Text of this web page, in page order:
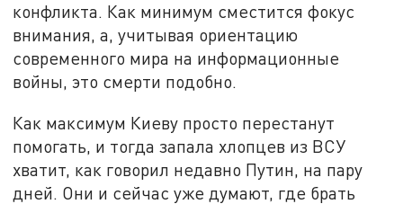
конфликта. Как минимум сместится фокус
внимания, а, учитывая ориентацию
современного мира на информационные
войны, это смерти подобно.
Как максимум Киеву просто перестанут
помогать, и тогда запала хлопцев из ВСУ
хватит, как говорил недавно Путин, на пару
дней. Они и сейчас уже думают, где брать